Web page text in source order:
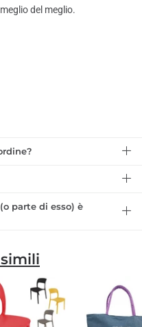
del meglio.
parte di esso) è